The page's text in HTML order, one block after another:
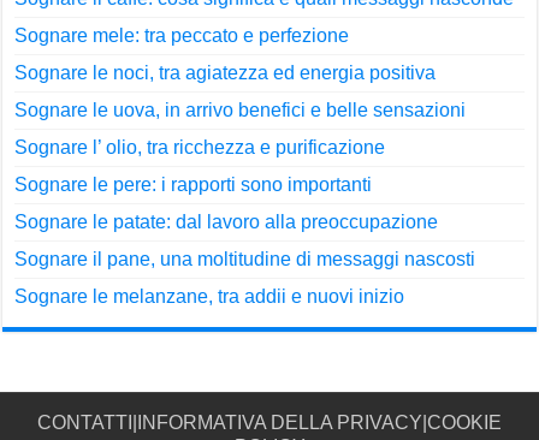
Sognare mele: tra peccato e perfezione
Sognare le noci, tra agiatezza ed energia positiva
Sognare le uova, in arrivo benefici e belle sensazioni
Sognare l’ olio, tra ricchezza e purificazione
Sognare le pere: i rapporti sono importanti
Sognare le patate: dal lavoro alla preoccupazione
Sognare il pane, una moltitudine di messaggi nascosti
Sognare le melanzane, tra addii e nuovi inizio
CONTATTI INFORMATIVA DELLA PRIVACY COOKIE